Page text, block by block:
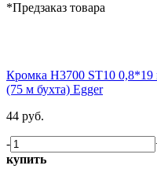
*Предзаказ товара
Кромка H3700 ST10
(75 м бухта) Egger
44 руб.
-
купить